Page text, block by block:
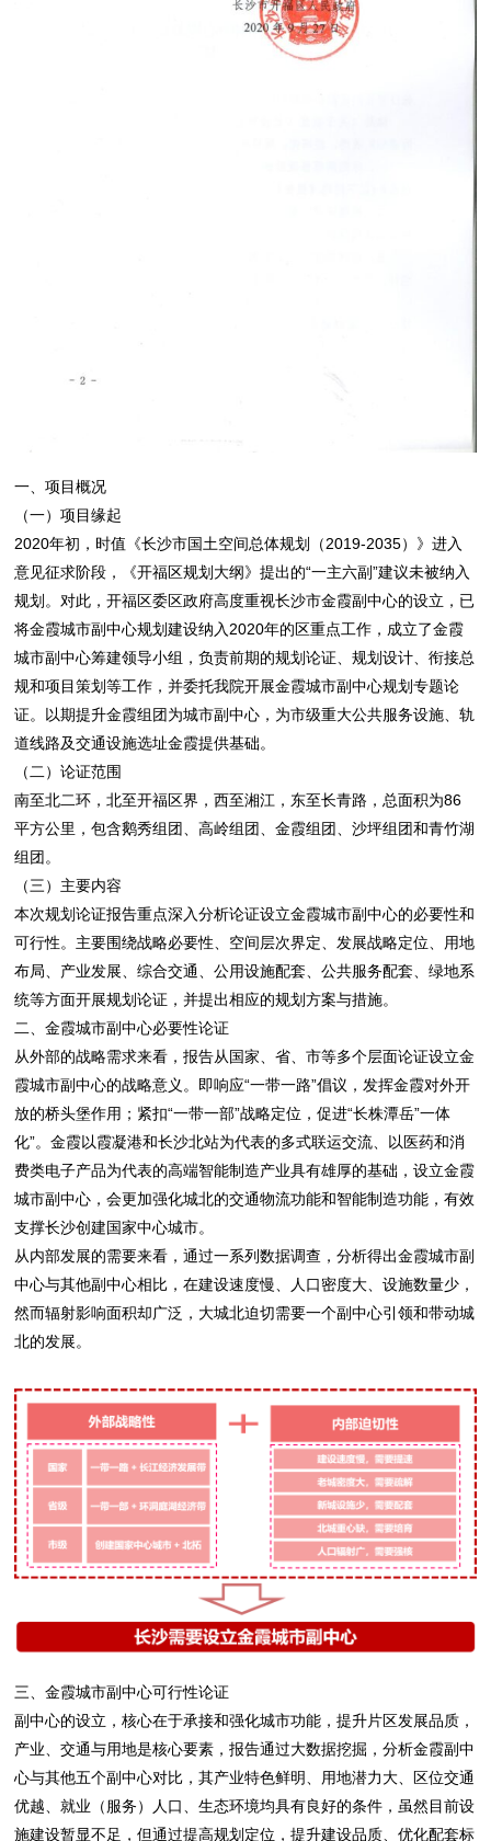
一、项目概况
（一）项目缘起
2020年初，时值《长沙市国土空间总体规划（2019-2035）》进入
意见征求阶段，《开福区规划大纲》提出的“一主六副”建议未被纳入
规划。对此，开福区委区政府高度重视长沙市金霞副中心的设立，已
将金霞城市副中心规划建设纳入2020年的区重点工作，成立了金霞
城市副中心筹建领导小组，负责前期的规划论证、规划设计、衔接总
规和项目策划等工作，并委托我院开展金霞城市副中心规划专题论
证。以期提升金霞组团为城市副中心，为市级重大公共服务设施、轨
道线路及交通设施选址金霞提供基础。
（二）论证范围
南至北二环，北至开福区界，西至湘江，东至长青路，总面积为86
平方公里，包含鹅秀组团、高岭组团、金霞组团、沙坪组团和青竹湖
组团。
（三）主要内容
本次规划论证报告重点深入分析论证设立金霞城市副中心的必要性和
可行性。主要围绕战略必要性、空间层次界定、发展战略定位、用地
布局、产业发展、综合交通、公用设施配套、公共服务配套、绿地系
统等方面开展规划论证，并提出相应的规划方案与措施。
二、金霞城市副中心必要性论证
从外部的战略需求来看，报告从国家、省、市等多个层面论证设立金
霞城市副中心的战略意义。即响应“一带一路”倡议，发挥金霞对外开
放的桥头堡作用；紧扣“一带一部”战略定位，促进“长株潭岳”一体
化”。金霞以霞凝港和长沙北站为代表的多式联运交流、以医药和消
费类电子产品为代表的高端智能制造产业具有雄厚的基础，设立金霞
城市副中心，会更加强化城北的交通物流功能和智能制造功能，有效
支撑长沙创建国家中心城市。
从内部发展的需要来看，通过一系列数据调查，分析得出金霞城市副
中心与其他副中心相比，在建设速度慢、人口密度大、设施数量少，
然而辐射影响面积却广泛，大城北迫切需要一个副中心引领和带动城
北的发展。
三、金霞城市副中心可行性论证
副中心的设立，核心在于承接和强化城市功能，提升片区发展品质，
产业、交通与用地是核心要素，报告通过大数据挖掘，分析金霞副中
心与其他五个副中心对比，其产业特色鲜明、用地潜力大、区位交通
优越、就业（服务）人口、生态环境均具有良好的条件，虽然目前设
施建设暂显不足，但通过提高规划定位，提升建设品质、优化配套标